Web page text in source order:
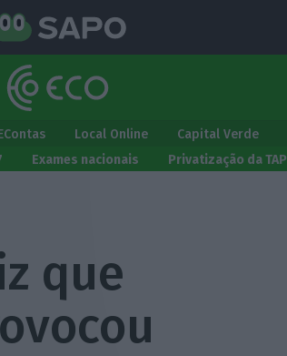
Local Online Capital Verde
Exames nacionais Privatização da TAP
que